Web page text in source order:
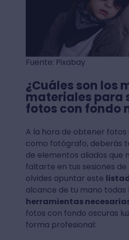
Fuente: Pixabay
¿Cuáles son los
materiales para
fotos con fondo
A la hora de obtener fotos
como fotógrafo, deberás
de elementos aliados que
faltarte en tus sesiones
olvides apuntar este
alcance de tu mano todas
herramientas
fotos con fondo oscuras
forma profesional: